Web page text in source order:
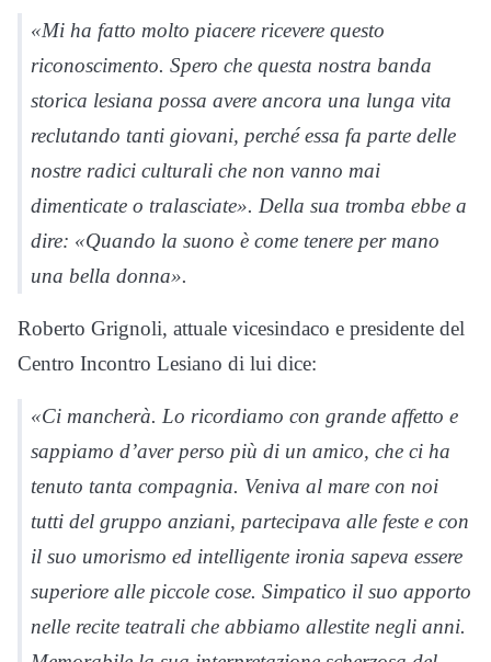
«Mi ha fatto molto piacere ricevere questo
riconoscimento. Spero che questa nostra banda
storica lesiana possa avere ancora una lunga vita
reclutando tanti giovani, perché essa fa parte delle
nostre radici culturali che non vanno mai
dimenticate o tralasciate». Della sua tromba ebbe a
dire: «Quando la suono è come tenere per mano
una bella donna».
Roberto Grignoli, attuale vicesindaco e presidente del
Centro Incontro Lesiano di lui dice:
«Ci mancherà. Lo ricordiamo con grande affetto e
sappiamo d’aver perso più di un amico, che ci ha
tenuto tanta compagnia. Veniva al mare con noi
tutti del gruppo anziani, partecipava alle feste e con
il suo umorismo ed intelligente ironia sapeva essere
superiore alle piccole cose. Simpatico il suo apporto
nelle recite teatrali che abbiamo allestite negli anni.